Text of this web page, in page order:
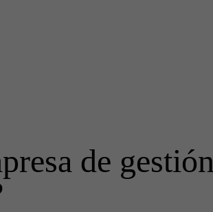
de gestión